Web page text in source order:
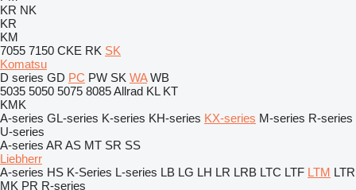
KR NK
KR
KM
7055 7150 CKE RK SK
Komatsu
D series GD PC PW SK WA WB
5035 5050 5075 8085Allrad KL KT
KMK
A-series GL-series K-series KH-series KX-series M-series R-series
U-series
A-series AR AS MT SR SS
Liebherr
A-series HS K-Series L-series LB LG LH LR LRB LTC LTF LTM LTR
MK PR R-series